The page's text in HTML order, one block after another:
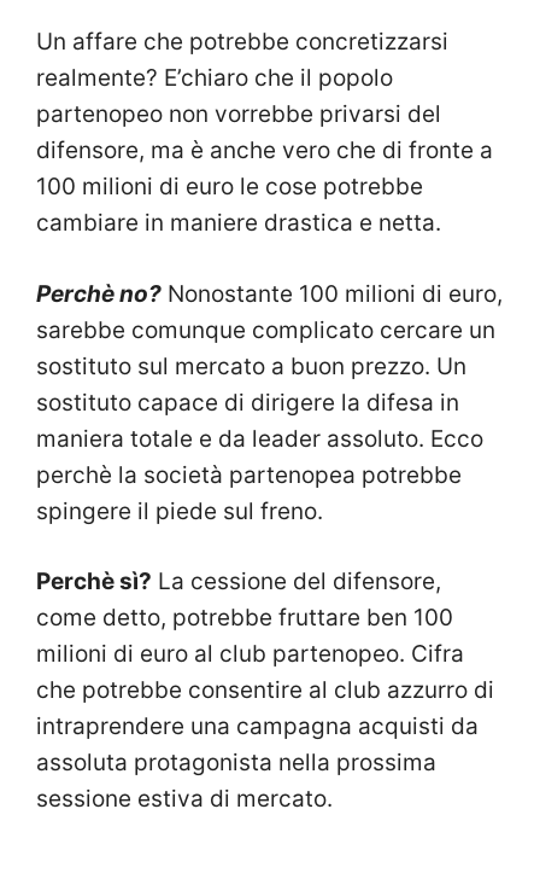
Un affare che potrebbe concretizzarsi
realmente? E’chiaro che il popolo
partenopeo non vorrebbe privarsi del
difensore, ma è anche vero che di fronte a
100 milioni di euro le cose potrebbe
cambiare in maniere drastica e netta.
Perchè no? Nonostante 100 milioni di euro,
sarebbe comunque complicato cercare un
sostituto sul mercato a buon prezzo. Un
sostituto capace di dirigere la difesa in
maniera totale e da leader assoluto. Ecco
perchè la società partenopea potrebbe
spingere il piede sul freno.
Perchè sì? La cessione del difensore,
come detto, potrebbe fruttare ben 100
milioni di euro al club partenopeo. Cifra
che potrebbe consentire al club azzurro di
intraprendere una campagna acquisti da
assoluta protagonista nella prossima
sessione estiva di mercato.